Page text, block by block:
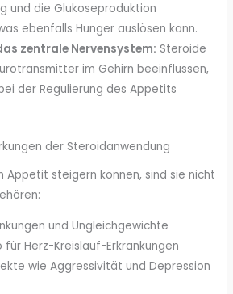
und die Glukoseproduktion
ebenfalls Hunger auslösen kann.
zentrale Nervensystem: Steroide
im Gehirn beeinflussen,
der Regulierung des Appetits
der Steroidanwendung
Appetit steigern können, sind sie nicht
und Ungleichgewichte
für Herz-Kreislauf-Erkrankungen
wie Aggressivität und Depression